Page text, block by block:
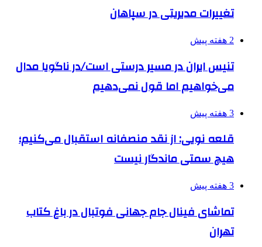
تغییرات مدیریتی در سپاهان
2 هفته پیش
تنیس ایران در مسیر درستی است/در ناگویا مدال
می‌خواهیم اما قول نمی‌دهیم
3 هفته پیش
قلعه نویی: از نقد منصفانه استقبال می‌کنیم؛
هیچ سمتی ماندگار نیست
3 هفته پیش
تماشای فینال جام جهانی فوتبال در باغ کتاب
تهران